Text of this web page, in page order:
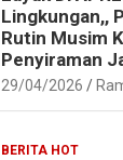
Lingkungan,,
Rutin Musim
Penyiraman
29/04/2026
BERITA HOT